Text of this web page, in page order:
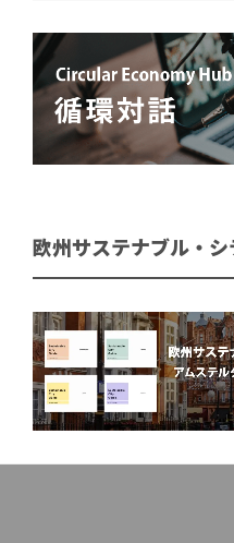
欧州サステナブル・シ